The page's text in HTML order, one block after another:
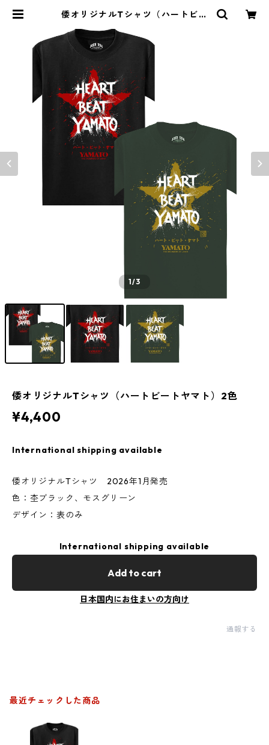
倭オリジナルTシャツ（ハートビー
1/3
倭オリジナルTシャツ（ハートビートヤマト）2色
¥4,400
International shipping available
倭オリジナルTシャツ 2026年1月発売
色：杢ブラック、モスグリーン
デザイン：表のみ
International shipping available
Add to cart
日本国内にお住まいの方向け
通報する
最近チェックした商品